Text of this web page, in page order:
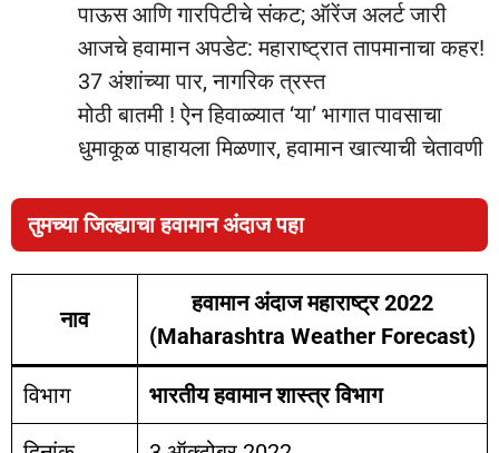
पाऊस आणि गारपिटीचे संकट; ऑरेंज अलर्ट जारी
आजचे हवामान अपडेट: महाराष्ट्रात तापमानाचा कहर!
37 अंशांच्या पार, नागरिक त्रस्त
मोठी बातमी ! ऐन हिवाळ्यात ‘या’ भागात पावसाचा
धुमाकूळ पाहायला मिळणार, हवामान खात्याची चेतावणी
तुमच्या जिल्ह्याचा हवामान अंदाज पहा
नाव
हवामान अंदाज महाराष्ट्र 2022
(Maharashtra Weather Forecast)
विभाग भारतीय हवामान शास्त्र विभाग